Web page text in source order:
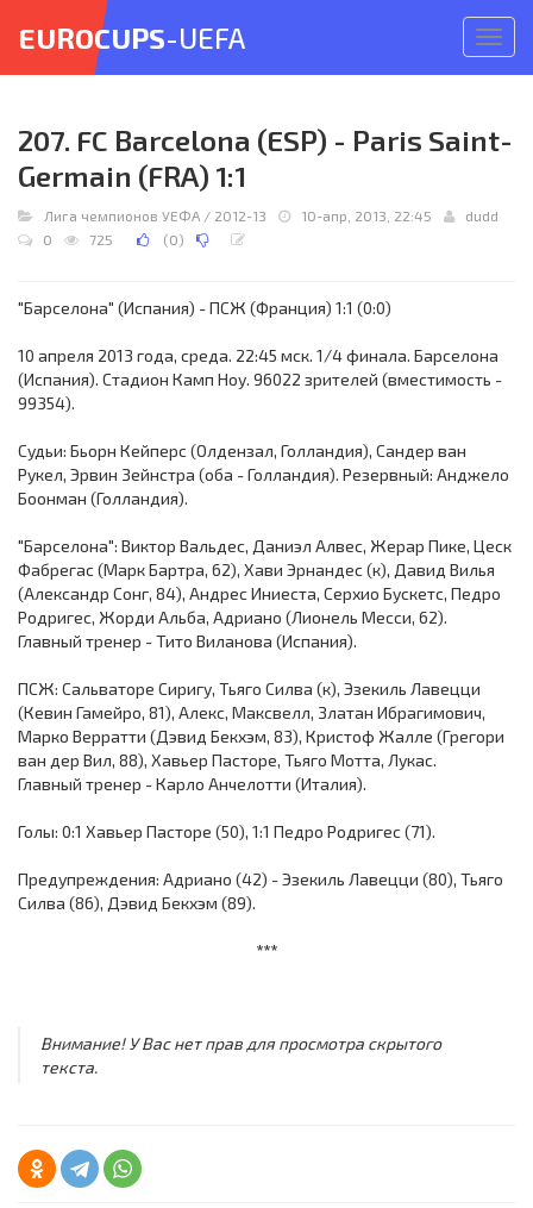
меню
EUROCUPS-UEFA
207. FC Barcelona (ESP) - Paris Saint-
Germain (FRA) 1:1
Лига чемпионов УЕФА / 2012-13 10-апр, 2013, 22:45
dudd
0
725 (0)
"Барселона" (Испания) - ПСЖ (Франция) 1:1 (0:0)
10 апреля 2013 года, среда. 22:45 мск. 1/4 финала. Барселона
(Испания). Стадион Камп Ноу. 96022 зрителей (вместимость -
99354).
Судьи: Бьорн Кейперс (Олдензал, Голландия), Сандер ван
Рукел, Эрвин Зейнстра (оба - Голландия). Резервный: Анджело
Боонман (Голландия).
"Барселона": Виктор Вальдес, Даниэл Алвес, Жерар Пике, Цеск
Фабрегас (Марк Бартра, 62), Хави Эрнандес (к), Давид Вилья
(Александр Сонг, 84), Андрес Иниеста, Серхио Бускетс, Педро
Родригес, Жорди Альба, Адриано (Лионель Месси, 62).
Главный тренер - Тито Виланова (Испания).
ПСЖ: Сальваторе Сиригу, Тьяго Силва (к), Эзекиль Лавецци
(Кевин Гамейро, 81), Алекс, Максвелл, Златан Ибрагимович,
Марко Верратти (Дэвид Бекхэм, 83), Кристоф Жалле (Грегори
ван дер Вил, 88), Хавьер Пасторе, Тьяго Мотта, Лукас.
Главный тренер - Карло Анчелотти (Италия).
Голы: 0:1 Хавьер Пасторе (50), 1:1 Педро Родригес (71).
Предупреждения: Адриано (42) - Эзекиль Лавецци (80), Тьяго
Силва (86), Дэвид Бекхэм (89).
***
Внимание! У Вас нет прав для просмотра скрытого
текста.